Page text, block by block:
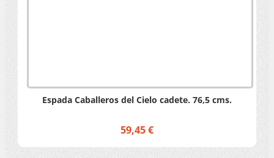
Espada Caballeros del Cielo cadete. 76,5 cms.
59,45 €